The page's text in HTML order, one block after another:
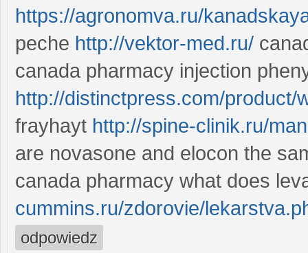
https://agronomva.ru/
peche http://vektor-med.ru/
canada pharmacy injection
http://distinctpress.com/product/
frayhayt http://spine-clinik.ru/
are novasone and elocon the
canada pharmacy what does
cummins.ru/zdorovie/
odpowiedz